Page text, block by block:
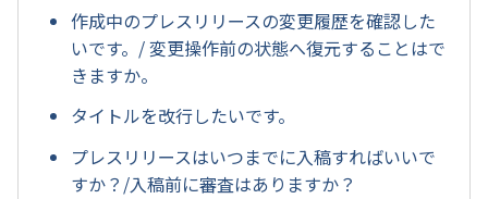
作成中のプレスリリースの変更履歴を確認した
いです。/ 変更操作前の状態へ復元することはで
きますか。
タイトルを改行したいです。
プレスリリースはいつまでに入稿すればいいで
すか？/入稿前に審査はありますか？